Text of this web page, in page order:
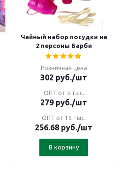
Чайный набор посудки на
2 персоны Барби
Розничная цена
302 руб./шт
ОПТ от 5 тыс.
279 руб./шт
ОПТ от 15 тыс.
256.68 руб./шт
В корзину